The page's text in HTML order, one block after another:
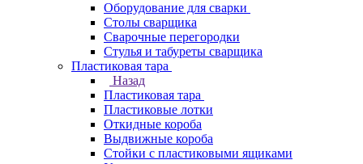
Оборудование для сварки
Столы сварщика
Сварочные перегородки
Стулья и табуреты сварщика
Пластиковая тара
Назад
Пластиковая тара
Пластиковые лотки
Откидные короба
Выдвижные короба
Стойки с пластиковыми ящиками